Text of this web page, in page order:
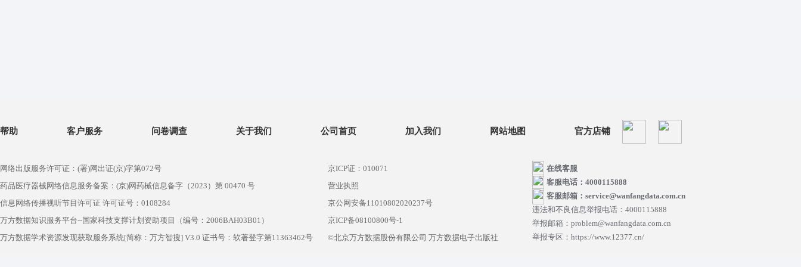
帮助 客户服务 问卷调查 关于我们 公司首页 加入我们 网站地图 官方店铺
网络出版服务许可证：(署)网出证(京)字第072号
药品医疗器械网络信息服务备案：(京)网药械信息备字（2023）第 00470 号
信息网络传播视听节目许可证 许可证号：0108284
万方数据知识服务平台--国家科技支撑计划资助项目（编号：2006BAH03B01）
万方数据学术资源发现获取服务系统[简称：万方智搜] V3.0 证书号：软著登字第11363462号
京ICP证：010071
营业执照
京公网安备11010802020237号
京ICP备08100800号-1
©北京万方数据股份有限公司 万方数据电子出版社
在线客服
客服电话：4000115888
客服邮箱：service@wanfangdata.com.cn
违法和不良信息举报电话：4000115888
举报邮箱：problem@wanfangdata.com.cn
举报专区：https://www.12377.cn/